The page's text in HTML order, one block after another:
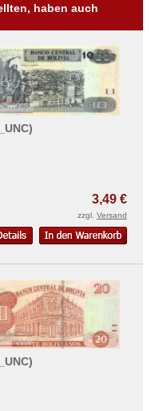
haben auch
3,49 €
zzgl. Versand